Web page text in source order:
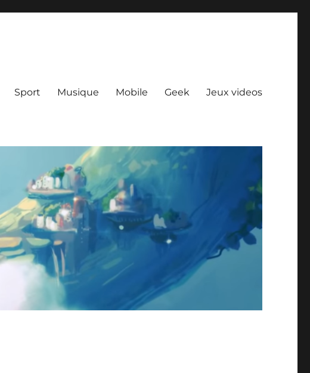
Sport Musique Mobile Geek Jeux videos